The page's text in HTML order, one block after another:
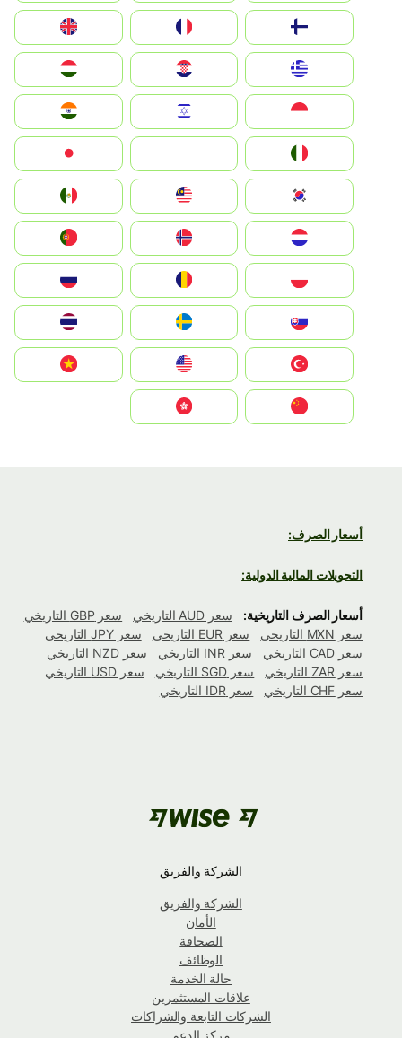
United Kingdom
Hrvatska
Magyarország
Indonesia
South Korea
Nederland
Portugal
România
Slovensko
United States
Vietnam
أسعار الصرف:
التحويلات المالية الدولية:
أسعار الصرف التاريخية: سعر AUD التاريخي
سعر GBP التاريخي
سعر MXN التاريخي
سعر EUR التاريخي
سعر JPY التاريخي
سعر CAD التاريخي
سعر INR التاريخي
سعر NZD التاريخي
سعر ZAR التاريخي
سعر SGD التاريخي
سعر USD التاريخي
سعر CHF التاريخي
سعر IDR التاريخي
الشركة والفريق
الشركة والفريق
الأمان
الصحافة
الوظائف
حالة الخدمة
علاقات المستثمرين
الشركات التابعة والشراكات
مركز الدعم